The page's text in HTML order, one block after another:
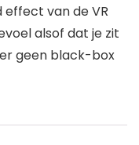
van de VR
alsof dat je zit
geen black-box